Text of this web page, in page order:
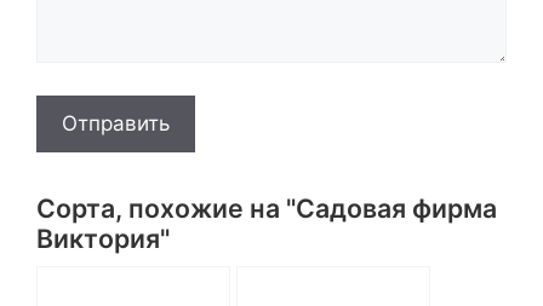
Отправить
Сорта, похожие на "Садовая фирма
Виктория"